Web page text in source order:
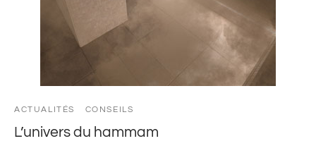
ACTUALITÉS CONSEILS
L’univers du hammam